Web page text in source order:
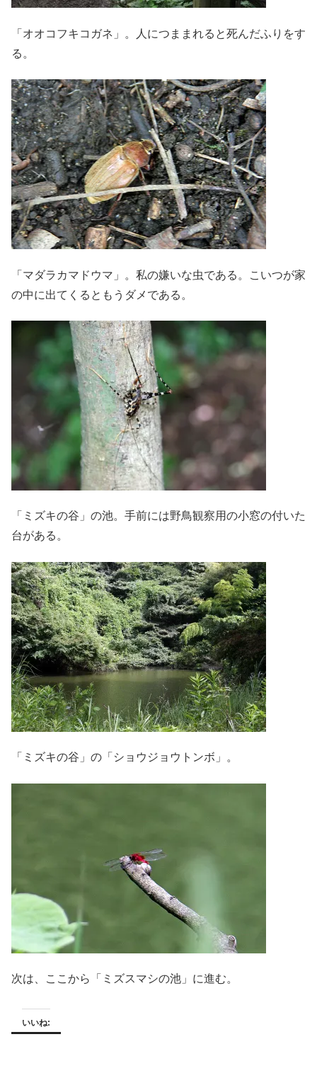
「オオコフキコガネ」。人につままれると死んだふりをす
る。
「マダラカマドウマ」。私の嫌いな虫である。こいつが家
の中に出てくるともうダメである。
「ミズキの谷」の池。手前には野鳥観察用の小窓の付いた
台がある。
「ミズキの谷」の「ショウジョウトンボ」。
次は、ここから「ミズスマシの池」に進む。
いいね: